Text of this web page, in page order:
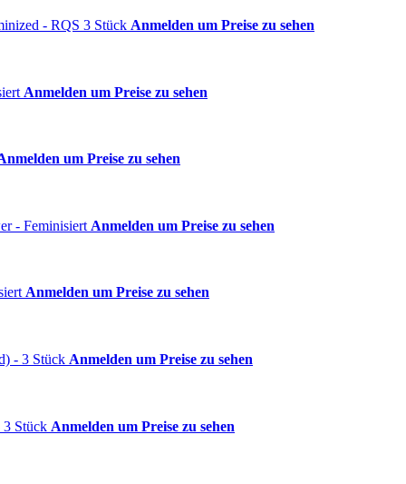
- RQS 3 Stück Anmelden um Preise zu sehen
Anmelden um Preise zu sehen
um Preise zu sehen
- Feminisiert Anmelden um Preise zu sehen
Anmelden um Preise zu sehen
- 3 Stück Anmelden um Preise zu sehen
3 Stück Anmelden um Preise zu sehen